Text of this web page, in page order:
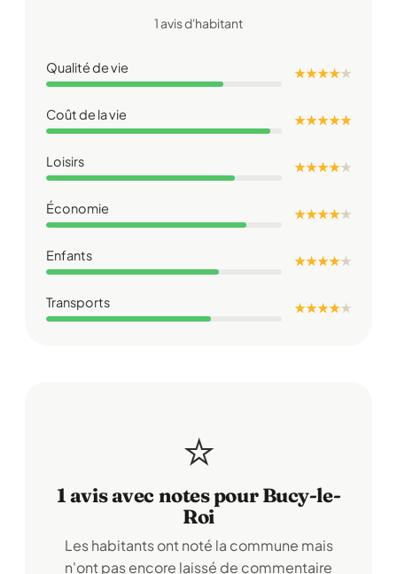
1 avis d'habitant
Qualité de vie ★ ★ ★ ★★
Coût de la vie ★ ★ ★ ★ ★
Loisirs ★ ★ ★ ★★
Économie ★ ★ ★ ★★
Enfants ★ ★ ★ ★★
Transports ★ ★ ★ ★★
⭐
1 avis avec notes pour Bucy-le-
Roi
Les habitants ont noté la commune mais
n'ont pas encore laissé de commentaire